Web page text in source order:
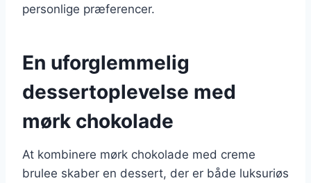
personlige præferencer.
En uforglemmelig
dessertoplevelse med
mørk chokolade
At kombinere mørk chokolade med creme
brulee skaber en dessert, der er både luksuriøs